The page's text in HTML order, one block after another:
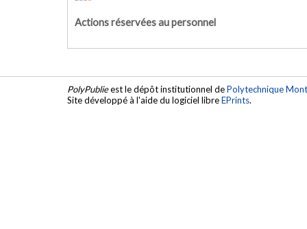
Actions réservées au personnel
PolyPublieest le dépôt institutionnel dePolytechnique
Site développé à l'aide du logiciel libreEPrints.